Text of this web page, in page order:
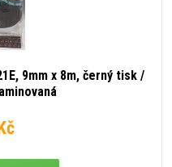
9mm x 8m, černý tisk /